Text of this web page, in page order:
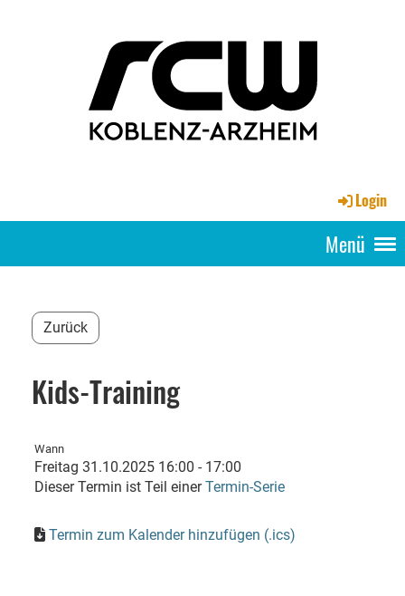
Login
Menü
Zurück
Kids-Training
Wann
Freitag 31.10.2025 16:00 - 17:00
Dieser Termin ist Teil einerTermin-Serie
Termin zum Kalender hinzufügen (.ics)